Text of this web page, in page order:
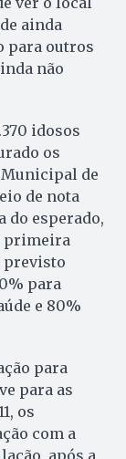
ainda
para outros
não
idosos
os
Municipal de
de nota
do esperado,
primeira
previsto
para
e 80%
para
para as
os
com a
após a